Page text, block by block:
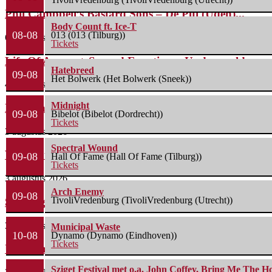
Phil Campbell’s Bastard Sons – De Pul (Uden)...
6 augustus 2026
Life Of Agony + Second Function – Underworld...
4 augustus 2026
Nick Cave & The Bad Seeds – Preston...
3 augustus 2026
Wolfmother + The Howlers – o2 Shepherd’s Bush...
3 augustus 2026
Savatage – 013 Tilburg – 01/08/2026
3 augustus 2026
Unearth + Thrown Into Exile – Hall of...
08-08
Body Count ft. Ice-T
013 (013 (Tilburg))
Tickets
09-08
Hatebreed
Het Bolwerk (Het Bolwerk (Sneek))
09-08
Midnight
Bibelot (Bibelot (Dordrecht))
Tickets
09-08
Spectral Wound
Hall Of Fame (Hall Of Fame (Tilburg))
Tickets
09-08
Arch Enemy
TivoliVredenburg (TivoliVredenburg (Utrecht))
10-08
Municipal Waste
Dynamo (Dynamo (Eindhoven))
Tickets
Sziget Festival met o.a. John Coffey, Bring Me The